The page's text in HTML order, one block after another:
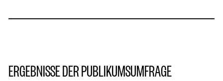
ERGEBNISSE DER PUBLIKUMSUMFRAGE